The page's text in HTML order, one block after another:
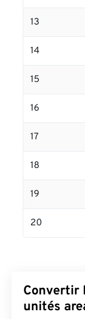
13
14
15
16
17
18
19
20
Convertir
unités